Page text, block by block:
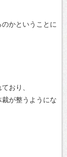
かということに
おり、
が整うようにな